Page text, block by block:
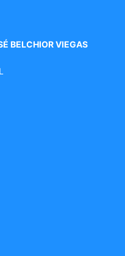
BELCHIOR VIEGAS